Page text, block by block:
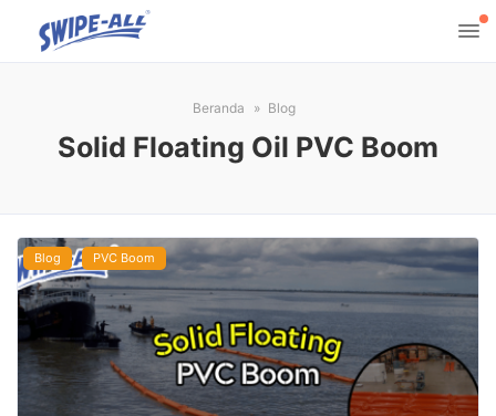
Beranda Blog
Solid Floating Oil PVC Boom
Blog PVC Boom